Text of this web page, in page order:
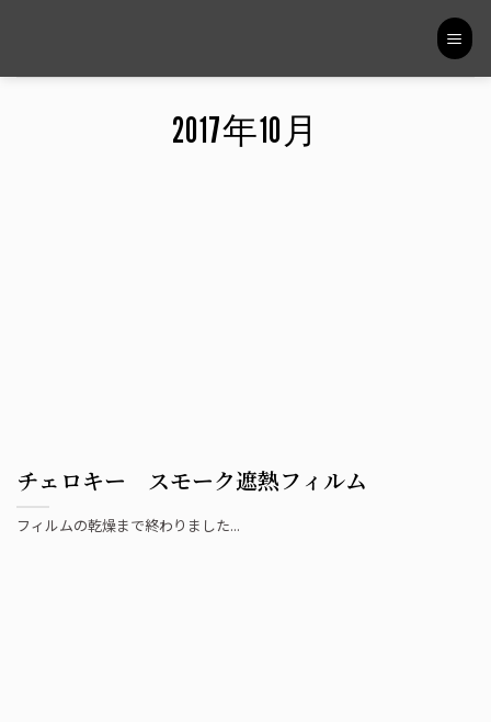
2017年10月
チェロキー スモーク遮熱フィルム
フィルムの乾燥まで終わりました...